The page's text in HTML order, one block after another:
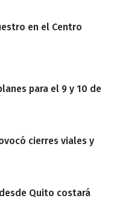
en el Centro
para el 9 y 10 de
cierres viales y
Quito costará